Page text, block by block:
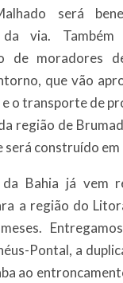
será
da via. Também
de moradores
que vão
e o transporte de
região de
será construído em
Bahia já vem
a região do
Pontal, a
ao